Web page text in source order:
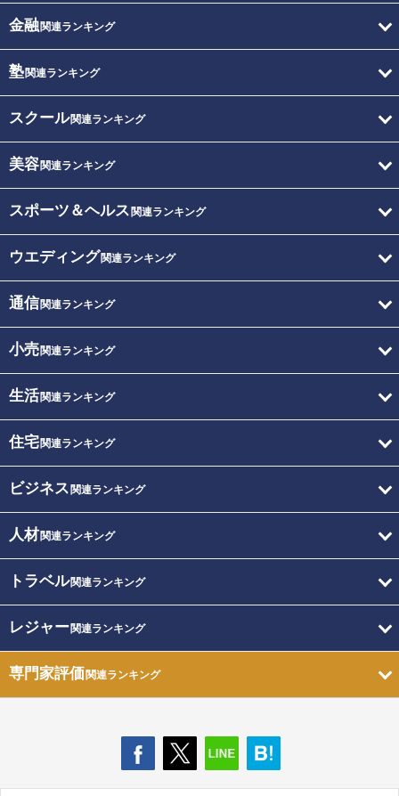
金融関連ランキング
塾関連ランキング
スクール関連ランキング
美容関連ランキング
スポーツ＆ヘルス 関連ランキング
ウエディング関連ランキング
通信関連ランキング
小売関連ランキング
生活関連ランキング
住宅関連ランキング
ビジネス 関連ランキング
人材関連ランキング
トラベル関連ランキング
レジャー関連ランキング
専門家評価関連ランキング